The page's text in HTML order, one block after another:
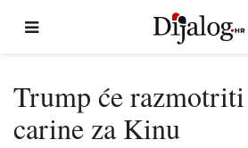
Trump će
carine za Kinu